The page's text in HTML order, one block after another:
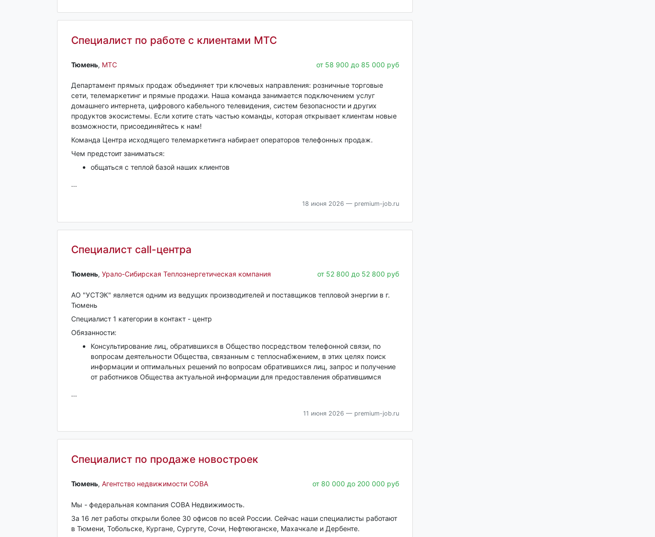
Специалист по работе с клиентами МТС
Тюмень‎, МТС от 58 900 до 85 000 руб
Департамент прямых продаж объединяет три ключевых направления: розничные торговые
сети, телемаркетинг и прямые продажи. Наша команда занимается подключением услуг
домашнего интернета, цифрового кабельного телевидения, систем безопасности и других
продуктов экосистемы. Если хотите стать частью команды, которая открывает клиентам новые
возможности, присоединяйтесь к нам!
Команда Центра исходящего телемаркетинга набирает операторов телефонных продаж.
Чем предстоит заниматься:
общаться с теплой базой наших клиентов
...
18 июня 2026 — premium-job.ru
Специалист call-центра
Тюмень‎, Урало-Сибирская Теплоэнергетическая компания от 52 800 до 52 800 руб
АО "УСТЭК" является одним из ведущих производителей и поставщиков тепловой энергии в г.
Тюмень
Специалист 1 категории в контакт - центр
Обязанности:
Консультирование лиц, обратившихся в Общество посредством телефонной связи, по
вопросам деятельности Общества, связанным с теплоснабжением, в этих целях поиск
информации и оптимальных решений по вопросам обратившихся лиц, запрос и получение
от работников Общества актуальной информации для предоставления обратившимся
...
11 июня 2026 — premium-job.ru
Специалист по продаже новостроек
Тюмень‎, Агентство недвижимости СОВА от 80 000 до 200 000 руб
Мы - федеральная компания СОВА Недвижимость.
За 16 лет работы открыли более 30 офисов по всей России. Сейчас наши специалисты работают
в Тюмени, Тобольске, Кургане, Сургуте, Сочи, Нефтеюганске, Махачкале и Дербенте.